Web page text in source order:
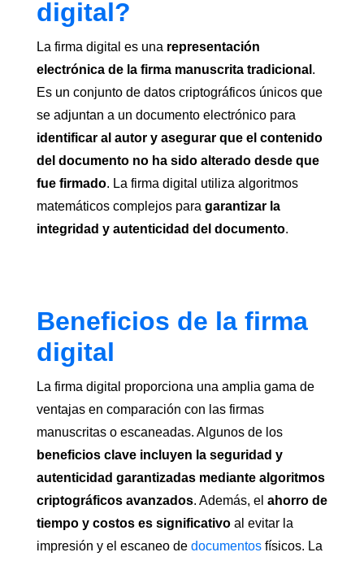
digital?
La firma digital es una representación
electrónica de la firma manuscrita tradicional .
Es un conjunto de datos criptográficos únicos que
se adjuntan a un documento electrónico para
identificar al autor y asegurar que el contenido
del documento no ha sido alterado desde que
fue firmado. La firma digital utiliza algoritmos
matemáticos complejos para garantizar la
integridad y autenticidad del documento.
Beneficios de la firma
digital
La firma digital proporciona una amplia gama de
ventajas en comparación con las firmas
manuscritas o escaneadas. Algunos de los
beneficios clave incluyen la seguridad y
autenticidad garantizadas mediante algoritmos
criptográficos avanzados. Además, el ahorro de
tiempo y costos es significativoal evitar la
impresión y el escaneo de documentosfísicos. La